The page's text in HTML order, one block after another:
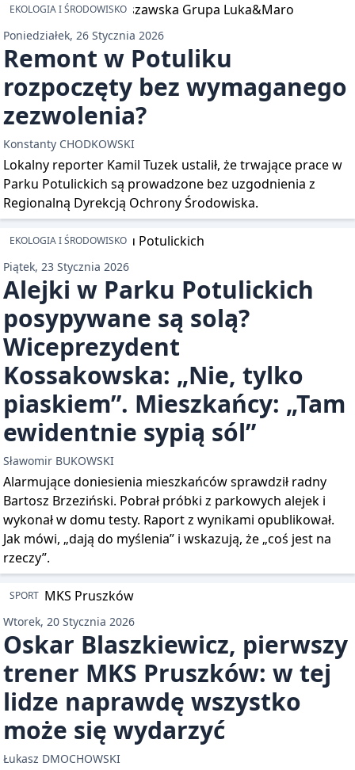
EKOLOGIA I ŚRODOWISKO
Poniedziałek, 26 Stycznia 2026
Remont w Potuliku
rozpoczęty bez wymaganego
zezwolenia?
Konstanty CHODKOWSKI
Lokalny reporter Kamil Tuzek ustalił, że trwające prace w
Parku Potulickich są prowadzone bez uzgodnienia z
Regionalną Dyrekcją Ochrony Środowiska.
EKOLOGIA I ŚRODOWISKO
Piątek, 23 Stycznia 2026
Alejki w Parku Potulickich
posypywane są solą?
Wiceprezydent
Kossakowska: „Nie, tylko
piaskiem”. Mieszkańcy: „Tam
ewidentnie sypią sól”
Sławomir BUKOWSKI
Alarmujące doniesienia mieszkańców sprawdził radny
Bartosz Brzeziński. Pobrał próbki z parkowych alejek i
wykonał w domu testy. Raport z wynikami opublikował.
Jak mówi, „dają do myślenia” i wskazują, że „coś jest na
rzeczy”.
SPORT
Wtorek, 20 Stycznia 2026
Oskar Blaszkiewicz, pierwszy
trener MKS Pruszków: w tej
lidze naprawdę wszystko
może się wydarzyć
Łukasz DMOCHOWSKI